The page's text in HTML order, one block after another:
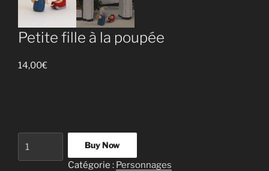
Petite fille à la poupée
14,00€
de
Buy Now
Catégorie : Personnages